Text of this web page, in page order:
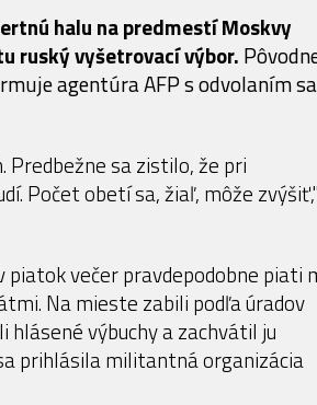
halu na predmestí Moskvy
ruský vyšetrovací výbor.
agentúra AFP s odvolaním
sa zistilo, že pri
Počet obetí sa, žiaľ, môže
piatok večer pravdepodobne piati
Na mieste zabili podľa úradov
hlásené výbuchy a zachvátil ju
prihlásila militantná organizácia